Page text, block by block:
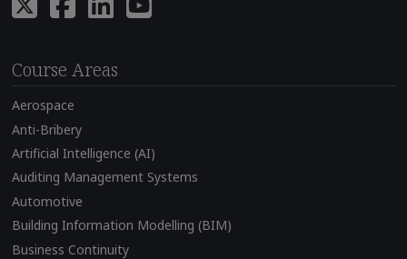
Course Areas
Aerospace
Anti-Bribery
Artificial Intelligence (AI)
Auditing Management Systems
Automotive
Building Information Modelling (BIM)
Business Continuity